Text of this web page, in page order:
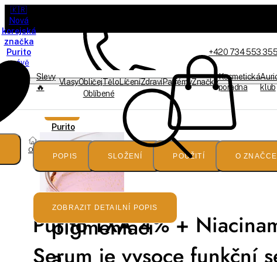
🇰🇷
Nová
korejská
značka
Purito
právě
dorazila
+420 734 553 355
Oblíbené
Slevy
🔥
VlasyObličejTěloLíčeníZdravíParfémyZnačky
Kosmetická
poradna
klub
Obličej
Purito
Sérum
proti
pigmentaci
POPIS SLOŽENÍ POUŽITÍ O ZNAČCE
ZOBRAZIT DETAILNÍ POPIS
Purito TXA 4% +
Serum je vysoce funkční